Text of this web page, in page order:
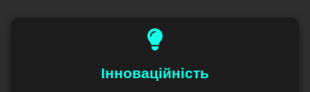
Інноваційність